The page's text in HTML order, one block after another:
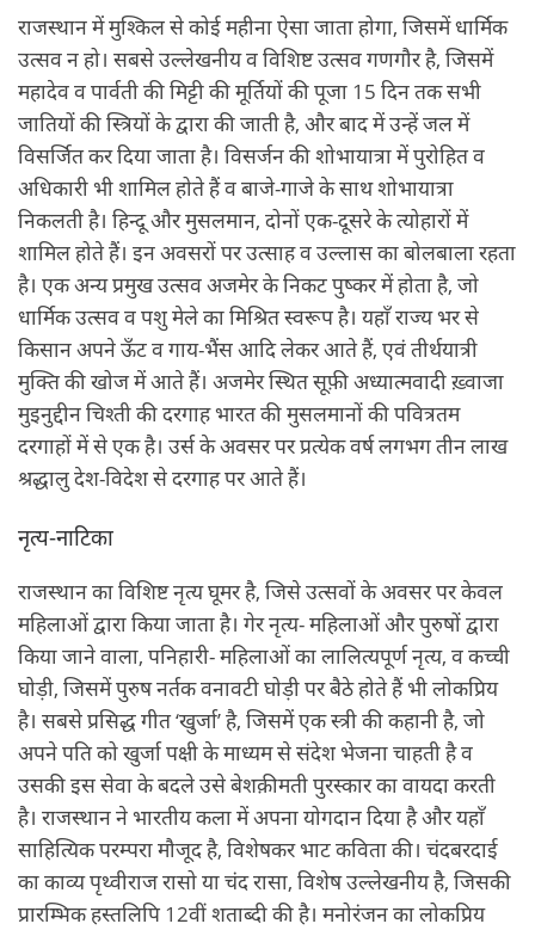
राजस्थान में मुश्किल से कोई महीना ऐसा जाता होगा, जिसमें धार्मिक
उत्सव न हो। सबसे उल्लेखनीय व विशिष्ट उत्सव गणगौर है, जिसमें
महादेव व पार्वती की मिट्टी की मूर्तियों की पूजा 15 दिन तक सभी
जातियों की स्त्रियों के द्वारा की जाती है, और बाद में उन्हें जल में
विसर्जित कर दिया जाता है। विसर्जन की शोभायात्रा में पुरोहित व
अधिकारी भी शामिल होते हैं व बाजे-गाजे के साथ शोभायात्रा
निकलती है। हिन्दू और मुसलमान, दोनों एक-दूसरे के त्योहारों में
शामिल होते हैं। इन अवसरों पर उत्साह व उल्लास का बोलबाला रहता
है। एक अन्य प्रमुख उत्सव अजमेर के निकट पुष्कर में होता है, जो
धार्मिक उत्सव व पशु मेले का मिश्रित स्वरूप है। यहाँ राज्य भर से
किसान अपने ऊँट व गाय-भैंस आदि लेकर आते हैं, एवं तीर्थयात्री
मुक्ति की खोज में आते हैं। अजमेर स्थित सूफ़ी अध्यात्मवादी ख़्वाजा
मुइनुद्दीन चिश्ती की दरगाह भारत की मुसलमानों की पवित्रतम
दरगाहों में से एक है। उर्स के अवसर पर प्रत्येक वर्ष लगभग तीन लाख
श्रद्धालु देश-विदेश से दरगाह पर आते हैं।
नृत्य-नाटिका
राजस्थान का विशिष्ट नृत्य घूमर है, जिसे उत्सवों के अवसर पर केवल
महिलाओं द्वारा किया जाता है। गेर नृत्य- महिलाओं और पुरुषों द्वारा
किया जाने वाला, पनिहारी- महिलाओं का लालित्यपूर्ण नृत्य, व कच्ची
घोड़ी, जिसमें पुरुष नर्तक वनावटी घोड़ी पर बैठे होते हैं भी लोकप्रिय
है। सबसे प्रसिद्ध गीत ‘खुर्जा’ है, जिसमें एक स्त्री की कहानी है, जो
अपने पति को खुर्जा पक्षी के माध्यम से संदेश भेजना चाहती है व
उसकी इस सेवा के बदले उसे बेशक़ीमती पुरस्कार का वायदा करती
है। राजस्थान ने भारतीय कला में अपना योगदान दिया है और यहाँ
साहित्यिक परम्परा मौजूद है, विशेषकर भाट कविता की। चंदबरदाई
का काव्य पृथ्वीराज रासो या चंद रासा, विशेष उल्लेखनीय है, जिसकी
प्रारम्भिक हस्तलिपि 12वीं शताब्दी की है। मनोरंजन का लोकप्रिय